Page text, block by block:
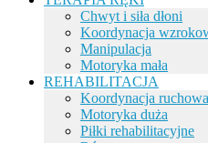
Chwyt i siła dłoni
Koordynacja
Manipulacja
Motoryka mała
REHABILITACJA
Koordynacja ruchowa
Motoryka duża
Piłki rehabilitacyjne